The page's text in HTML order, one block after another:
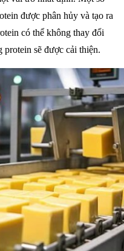
được phân hủy và tạo ra
có thể không thay đổi
protein sẽ được cải thiện.